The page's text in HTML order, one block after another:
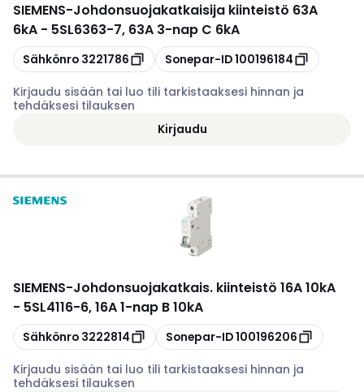
SIEMENS-Johdonsuojakatkaisija kiinteistö 63A
6kA - 5SL6363-7, 63A 3-nap C 6kA
Kopioi
Sähkönro 3221786 Kopioi
Sonepar-ID100196184
Kirjaudu sisään tai luo tili tarkistaaksesi hinnan ja
tehdäksesi tilauksen
Kirjaudu
SIEMENS-Johdonsuojakatkais. kiinteistö 16A 10kA
- 5SL4116-6, 16A 1-nap B 10kA
Kopioi
Sähkönro 3222814 Kopioi
Sonepar-ID100196206
Kirjaudu sisään tai luo tili tarkistaaksesi hinnan ja
tehdäksesi tilauksen